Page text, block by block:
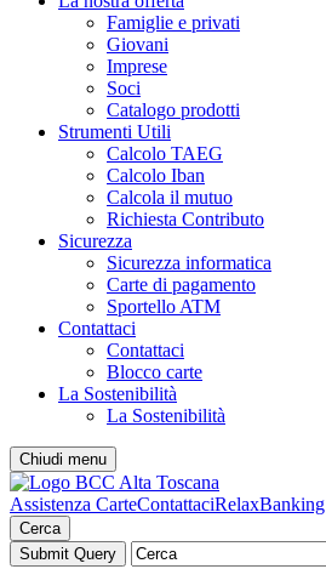
Famiglie e privati
Giovani
Imprese
Soci
Catalogo prodotti
Strumenti Utili
Calcolo TAEG
Calcolo Iban
Calcola il mutuo
Richiesta Contributo
Sicurezza
Sicurezza informatica
Carte di pagamento
Sportello ATM
Contattaci
Contattaci
Blocco carte
La Sostenibilità
La Sostenibilità
Chiudi menu
Assistenza CarteContattaciRelaxBanking
Cerca